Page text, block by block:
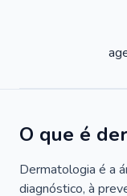
O que é
Dermatologia é a
diagnóstico, à